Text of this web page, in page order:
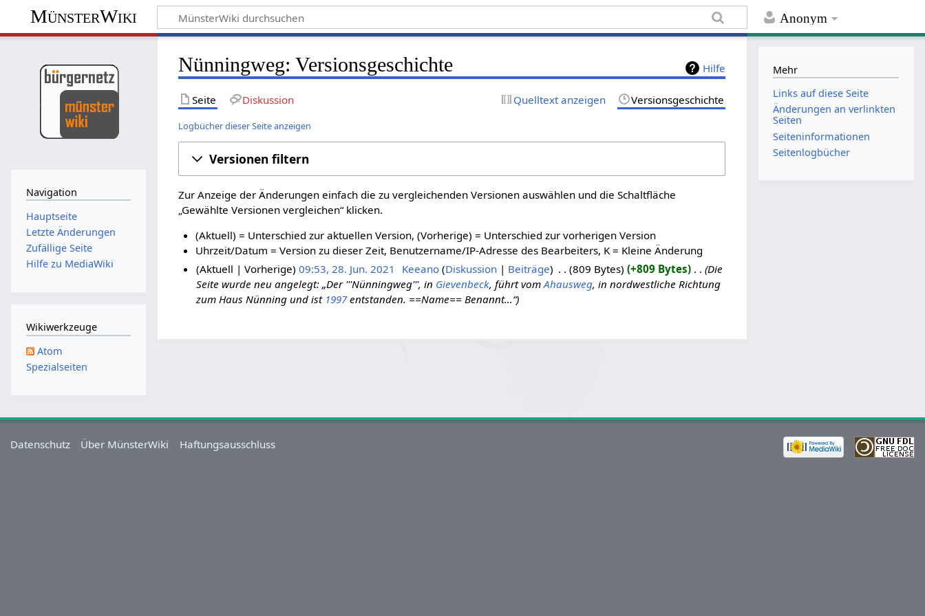
Anonym
MünsterWiki
Hilfe
Nünningweg: Versionsgeschichte
Seite Diskussion Quelltext anzeigen Versionsgeschichte
Logbücher dieser Seite anzeigen
Versionen filtern
Zur Anzeige der Änderungen einfach die zu vergleichenden Versionen auswählen und die Schaltfläche
„Gewählte Versionen vergleichen“ klicken.
(Aktuell) = Unterschied zur aktuellen Version, (Vorherige) = Unterschied zur vorherigen Version
Uhrzeit/Datum = Version zu dieser Zeit, Benutzername/IP-Adresse des Bearbeiters, K = Kleine Änderung
Aktuell
Vorherige 09:53, 28. Jun. 2021 Keeano Diskussion Beiträge 809 Bytes +809 Bytes ‎
Die
Seite wurde neu angelegt: „Der '''Nünningweg''', in Gievenbeck, führt vomAhausweg, in nordwestliche Richtung
zum Haus Nünning und ist 1997entstanden. ==Name== Benannt…“
Navigation
Hauptseite
Letzte Änderungen
Zufällige Seite
Hilfe zu MediaWiki
Wikiwerkzeuge
Atom
Spezialseiten
Mehr
Links auf diese Seite
Änderungen an verlinkten
Seiten
Seiten­informationen
Seitenlogbücher
Datenschutz Über MünsterWiki Haftungsausschluss